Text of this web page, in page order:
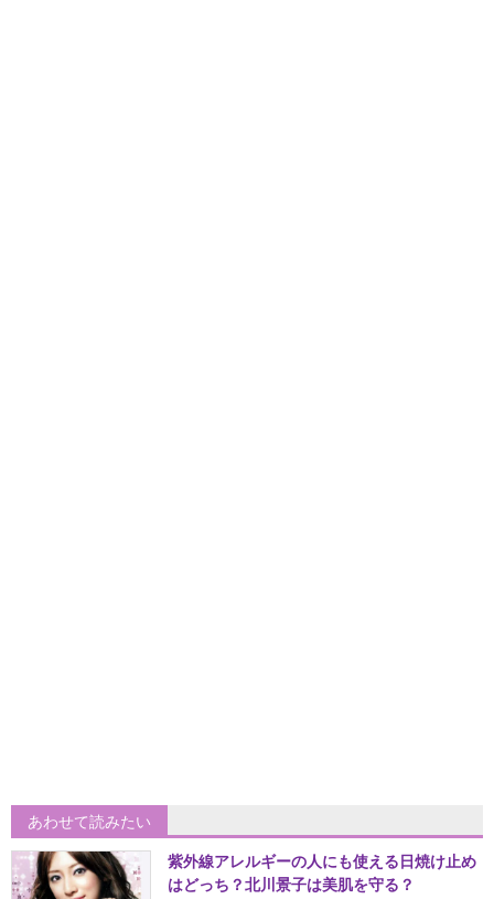
あわせて読みたい
紫外線アレルギーの人にも使える日焼け止め
はどっち？北川景子は美肌を守る？